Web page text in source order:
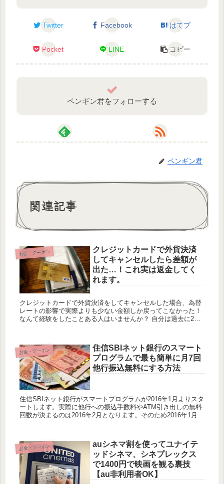
Twitter Facebook はてブ
Pocket LINE コピー
ペンギン君をフォローする
ペンギン君
関連記事
お金・クーポン
クレジットカードで外貨決済
してキャンセルしたら差額が
出た…！これ実は返金してく
れます。
クレジットカードで外貨決済をしてキャンセルした場合、為替
レートの影響で実際よりも少ない金額しか戻ってこなかった！
なんて経験をしたことある人はいませんか？ 自分は過去に2～3
お金・クーポン
住信SBIネット銀行のスマート
プログラムで最も簡単に月7回
他行振込無料にする方法
住信SBIネット銀行がスマートプログラムが2016年1月よりスタ
ートします。実際に他行への振込手数料やATM引き出しの無料
回数が決まるのは2016年2月となります。そのため2016年1月は
お金・クーポン
auシネマ割を使ってユナイテ
ッドシネマ、シネプレックス
で1400円で映画を観る裏技
【au非利用者OK】